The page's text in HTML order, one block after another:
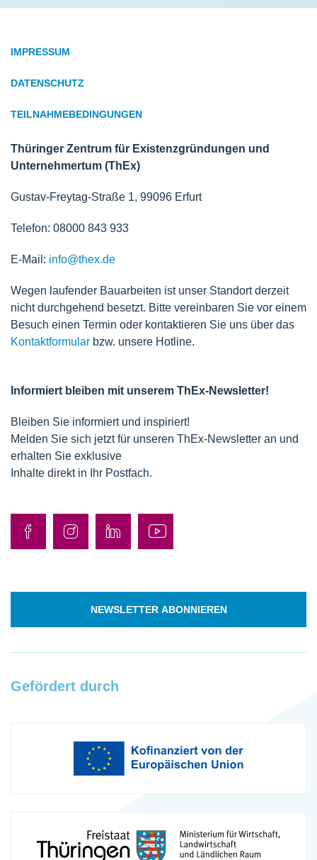
IMPRESSUM
DATENSCHUTZ
TEILNAHMEBEDINGUNGEN
Thüringer Zentrum für Existenzgründungen und
Unternehmertum (ThEx)
Gustav-Freytag-Straße 1, 99096 Erfurt
Telefon: 08000 843 933
E-Mail: info@thex.de
Wegen laufender Bauarbeiten ist unser Standort derzeit
nicht durchgehend besetzt. Bitte vereinbaren Sie vor einem
Besuch einen Termin oder kontaktieren Sie uns über das
Kontaktformular bzw. unsere Hotline.
Informiert bleiben mit unserem ThEx-Newsletter!
Bleiben Sie informiert und inspiriert!
Melden Sie sich jetzt für unseren ThEx-Newsletter an und
erhalten Sie exklusive
Inhalte direkt in Ihr Postfach.
NEWSLETTER ABONNIEREN
Gefördert durch